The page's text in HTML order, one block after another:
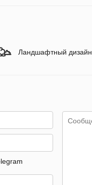
Ландшафтный дизайн